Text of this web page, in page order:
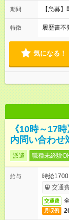
期間 【急募
特徴 履歴書不
気になる！
《10時～17
内問い合わせ
派遣 職種未経験
給与
時給
交通
交通費
月収例